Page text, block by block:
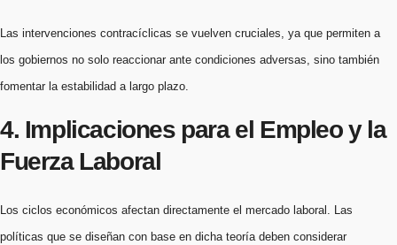
Las intervenciones contracíclicas se vuelven cruciales, ya que permiten a
los gobiernos no solo reaccionar ante condiciones adversas, sino también
fomentar la estabilidad a largo plazo.
4. Implicaciones para el Empleo y la
Fuerza Laboral
Los ciclos económicos afectan directamente el mercado laboral. Las
políticas que se diseñan con base en dicha teoría deben considerar